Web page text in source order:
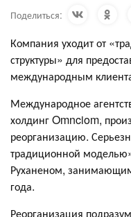
Поделиться:
Компания уходит от
структуры» для
международным
Международное
холдинг Omnciom,
реорганизацию.
традиционной
Руханеном,
года.
Реорганизация